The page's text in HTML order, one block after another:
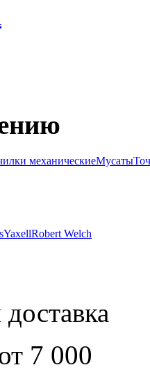
механическиеМусаты
YaxellRobert Welch
7 000